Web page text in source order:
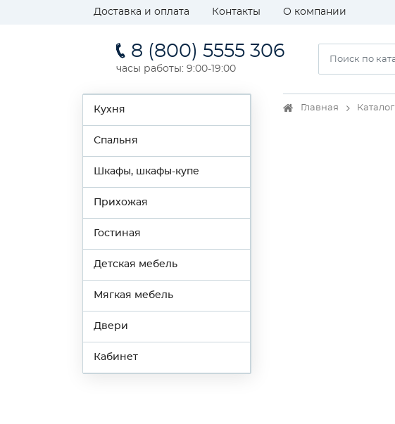
Доставка и оплата Контакты О компании
8 (800) 5555 306
часы работы: 9:00-19:00
Кухня
Спальня
Шкафы, шкафы-купе
Прихожая
Гостиная
Детская мебель
Мягкая мебель
Двери
Кабинет
Главная Каталог